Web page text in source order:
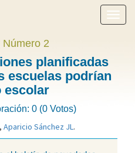
menú
2
planificadas
escuelas podrían
escolar
0 (0 Votos)
, Aparicio Sánchez JL.